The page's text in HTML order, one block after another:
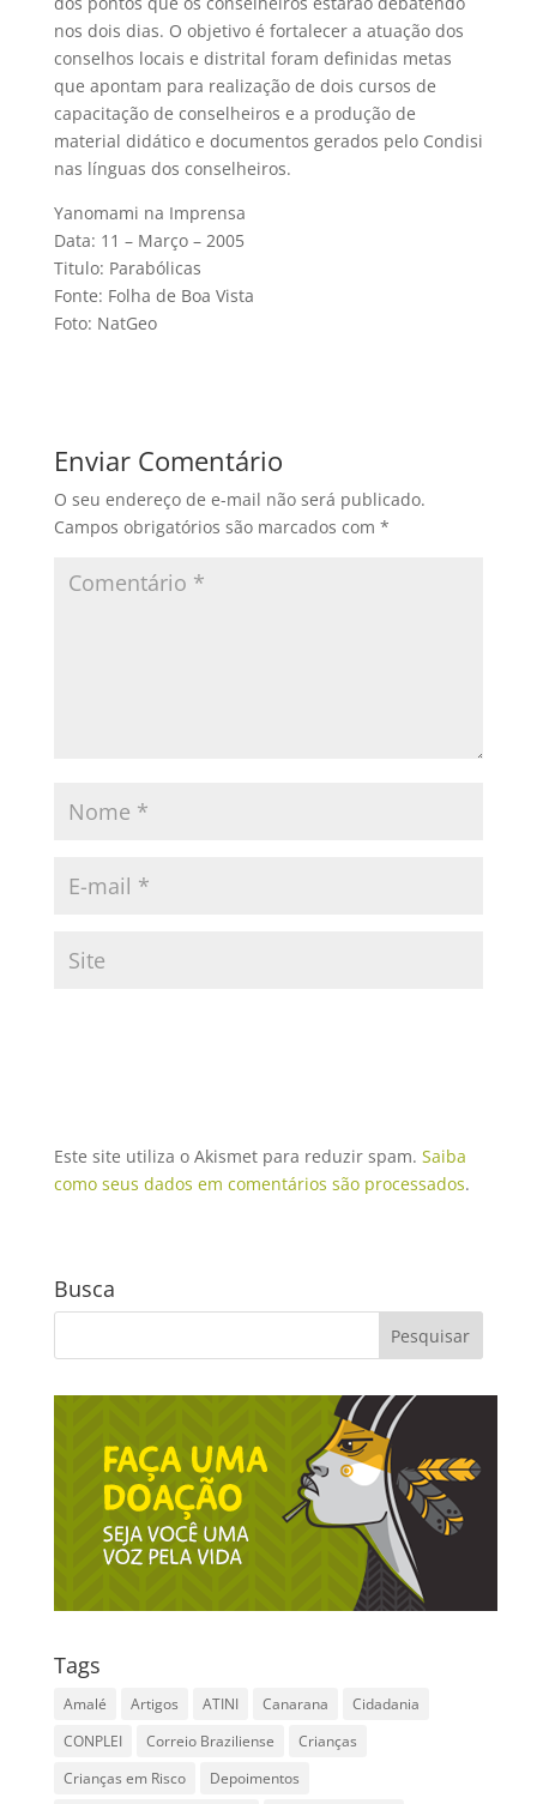
nos dois dias. O objetivo é fortalecer a atuação dos
conselhos locais e distrital foram definidas metas
que apontam para realização de dois cursos de
capacitação de conselheiros e a produção de
material didático e documentos gerados pelo Condisi
nas línguas dos conselheiros.
Yanomami na Imprensa
Data: 11 – Março – 2005
Titulo: Parabólicas
Fonte: Folha de Boa Vista
Foto: NatGeo
Enviar Comentário
O seu endereço de e-mail não será publicado.
Campos obrigatórios são marcados com *
Este site utiliza o Akismet para reduzir spam. Saiba
como seus dados em comentários são processados.
Busca
Tags
Amalé Artigos ATINI Canarana
Cidadania
CONPLEI
Correio Braziliense
Crianças
Crianças em Risco
Depoimentos